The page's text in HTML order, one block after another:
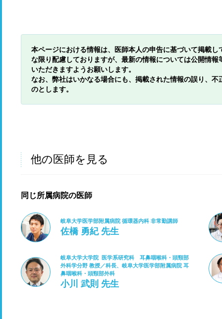
本ページにおける情報は、医師本人の申告に基づいて掲載
な限り配慮しておりますが、最新の情報については公開情
いただきますようお願いします。
なお、弊社はいかなる場合にも、掲載された情報の誤り、
のとします。
他の医師を見る
同じ所属病院の医師
岐阜大学医学部附属病院 循環器内科 非常勤講師
佐橋 勇紀 先生
岐阜大学大学院 医学系研究科 耳鼻咽喉科・頭頸部
外科学分野 教授／科長、岐阜大学医学部附属病院 耳
鼻咽喉科・頭頸部外科
小川 武則 先生